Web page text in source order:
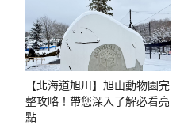
【北海道旭川】旭山動物園完
整攻略！帶您深入了解必看亮
點